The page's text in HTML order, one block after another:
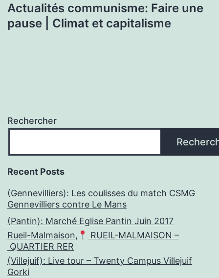
Actualités communisme: Faire une
pause | Climat et capitalisme
Rechercher
Recent Posts
(Gennevilliers): Les coulisses du match CSMG
Gennevilliers contre Le Mans
(Pantin): Marché Eglise Pantin Juin 2017
Rueil-Malmaison,
RUEIL-MALMAISON –
QUARTIER RER
(Villejuif): Live tour – Twenty Campus Villejuif
Gorki